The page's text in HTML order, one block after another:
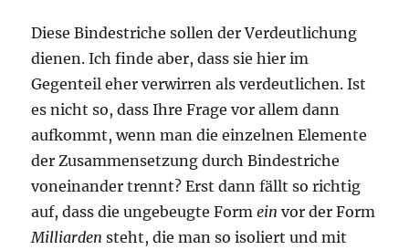
Diese Bindestriche sollen der Verdeutlichung
dienen. Ich finde aber, dass sie hier im
Gegenteil eher verwirren als verdeutlichen. Ist
es nicht so, dass Ihre Frage vor allem dann
aufkommt, wenn man die einzelnen Elemente
der Zusammensetzung durch Bindestriche
voneinander trennt? Erst dann fällt so richtig
auf, dass die ungebeugte Formein vor der Form
Milliarden steht, die man so isoliert und mit